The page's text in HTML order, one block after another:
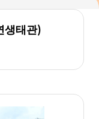
생태관)